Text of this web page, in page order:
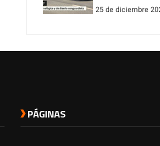
25 de diciembre
PÁGINAS